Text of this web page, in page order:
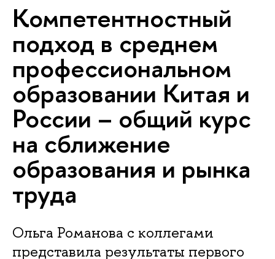
Компетентностный
подход в среднем
профессиональном
образовании Китая и
России – общий курс
на сближение
образования и рынка
труда
Ольга Романова с коллегами
представила результаты первого